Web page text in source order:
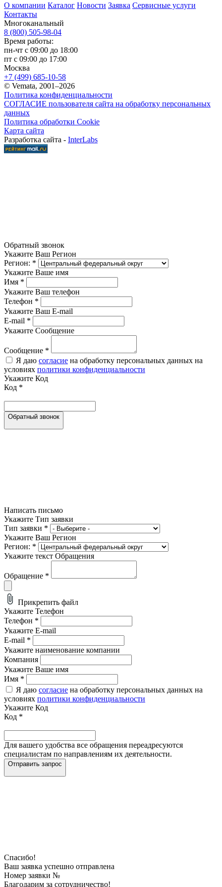
О компании Каталог Новости Заявка Сервисные услуги
Контакты
Многоканальный
8 (800) 505-98-04
Время работы:
пн-чт с 09:00 до 18:00
пт с 09:00 до 17:00
Москва
+7 (499) 685-10-58
© Vemata, 2001–2026
Политика конфиденциальности
СОГЛАСИЕ пользователя сайта на обработку персональных
данных
Политика обработки Cookie
Карта сайта
Разработка сайта - InterLabs
Обратный звонок
Укажите Ваш Регион
Регион: *
Укажите Ваше имя
Имя *
Укажите Ваш телефон
Телефон *
Укажите Ваш E-mail
E-mail *
Укажите Сообщение
Сообщение *
Я даю согласие на обработку персональных данных на
условиях политики конфиденциальности
Укажите Код
Код *
Обратный звонок
Написать письмо
Укажите Тип заявки
Тип заявки *
Укажите Ваш Регион
Регион: *
Укажите текст Обращения
Обращение *
Прикрепить файл
Укажите Телефон
Телефон *
Укажите E-mail
E-mail *
Укажите наименование компании
Компания
Укажите Ваше имя
Имя *
Я даю согласие на обработку персональных данных на
условиях политики конфиденциальности
Укажите Код
Код *
Для вашего удобства все обращения переадресуются
специалистам по направлениям их деятельности.
Отправить запрос
Спасибо!
Ваш заявка успешно отправлена
Номер заявки №
Благодарим за сотрудничество!